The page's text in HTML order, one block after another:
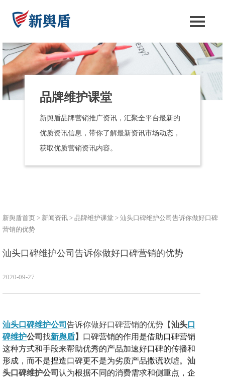
品牌维护课堂
新舆盾品牌营销推广资讯，汇聚全平台最新的
优质资讯信息，带你了解最新资讯市场动态，
获取优质营销资讯内容。
新舆盾首页 > 新闻资讯 > 品牌维护课堂 > 汕头口碑维护公司告诉你做好口碑
营销的优势
汕头口碑维护公司告诉你做好口碑营销的优势
2020-09-27
汕头口碑维护公司 告诉你做好口碑营销的优势【汕头口
碑维护公司 找新舆盾】 口碑营销的作用是借助口碑营销
这种方式和手段来帮助优秀的产品加速好口碑的传播和
形成，而不是捏造口碑更不是为劣质产品撒谎吹噓。 汕
头口碑维护公司 认为根据不同的消费需求和侧重点，企